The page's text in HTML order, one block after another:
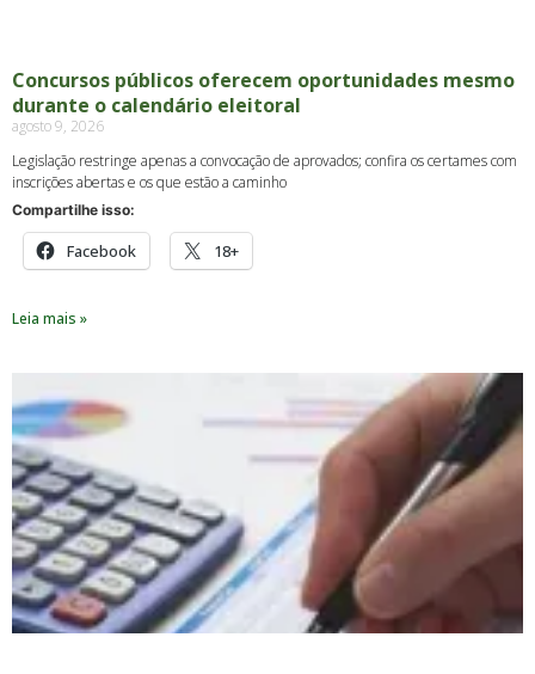
Concursos públicos oferecem oportunidades mesmo
durante o calendário eleitoral
agosto 9, 2026
Legislação restringe apenas a convocação de aprovados; confira os certames com
inscrições abertas e os que estão a caminho
Compartilhe isso:
Facebook 18+
Leia mais »